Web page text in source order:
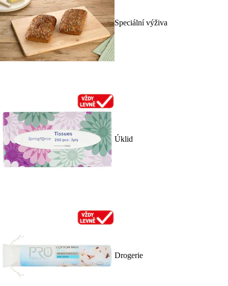
Speciální výživa
Úklid
Drogerie